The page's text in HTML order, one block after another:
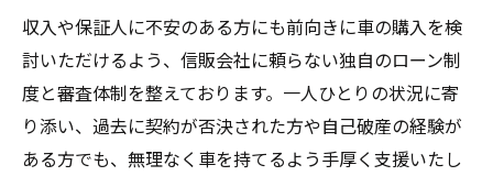
収入や保証人に不安のある方にも前向きに車の購入を検
討いただけるよう、信販会社に頼らない独自のローン制
度と審査体制を整えております。一人ひとりの状況に寄
り添い、過去に契約が否決された方や自己破産の経験が
ある方でも、無理なく車を持てるよう手厚く支援いたし